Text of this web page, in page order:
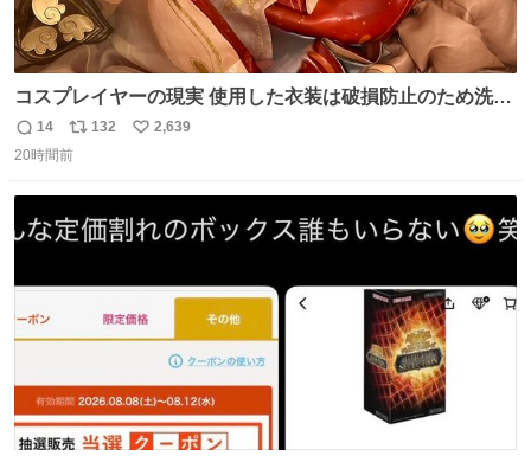
コスプレイヤーの現実 使用した衣装は破損防止のため洗濯
機に入れられないので、大体こんな感じで浸け置きした後
に手洗い…
返
信
14
リ
ポ
ト
数
132
い
数
2,639
20時間前